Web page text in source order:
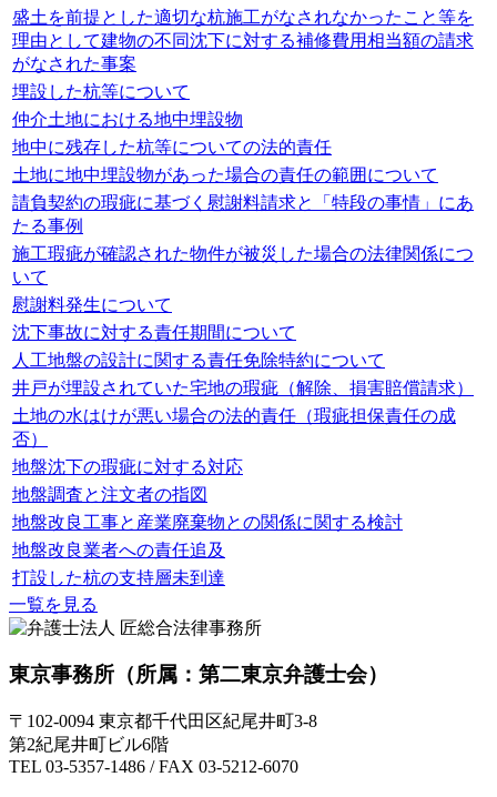
盛土を前提とした適切な杭施工がなされなかったこと等を
理由として建物の不同沈下に対する補修費用相当額の請求
がなされた事案
埋設した杭等について
仲介土地における地中埋設物
地中に残存した杭等についての法的責任
土地に地中埋設物があった場合の責任の範囲について
請負契約の瑕疵に基づく慰謝料請求と「特段の事情」にあ
たる事例
施工瑕疵が確認された物件が被災した場合の法律関係につ
いて
慰謝料発生について
沈下事故に対する責任期間について
人工地盤の設計に関する責任免除特約について
井戸が埋設されていた宅地の瑕疵（解除、損害賠償請求）
土地の水はけが悪い場合の法的責任（瑕疵担保責任の成
否）
地盤沈下の瑕疵に対する対応
地盤調査と注文者の指図
地盤改良工事と産業廃棄物との関係に関する検討
地盤改良業者への責任追及
打設した杭の支持層未到達
一覧を見る
東京事務所 （所属：第二東京弁護士会）
〒102-0094 東京都千代田区紀尾井町3-8
第2紀尾井町ビル6階
TEL 03-5357-1486 / FAX 03-5212-6070